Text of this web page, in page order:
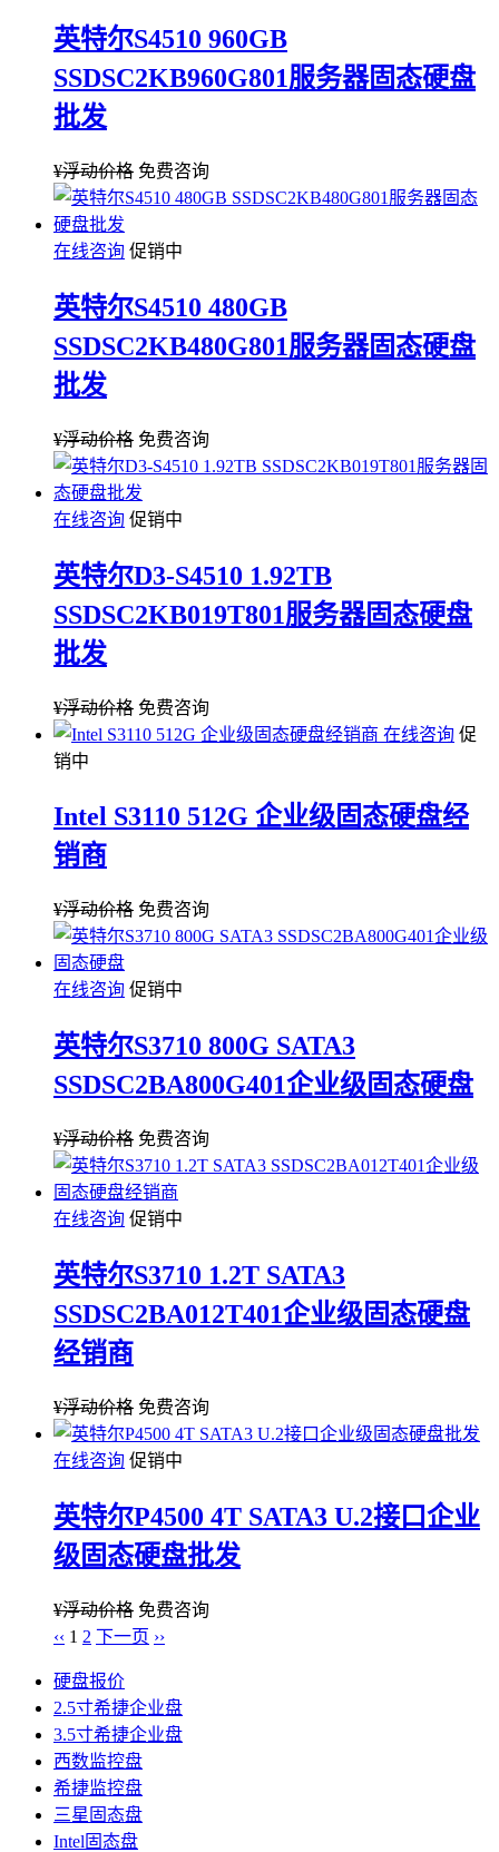
英特尔S4510 960GB
SSDSC2KB960G801服务器固态硬盘
批发
¥浮动价格 免费咨询
在线咨询 促销中
英特尔S4510 480GB
SSDSC2KB480G801服务器固态硬盘
批发
¥浮动价格 免费咨询
在线咨询 促销中
英特尔D3-S4510 1.92TB
SSDSC2KB019T801服务器固态硬盘
批发
¥浮动价格 免费咨询
在线咨询 促
销中
Intel S3110 512G 企业级固态硬盘经
销商
¥浮动价格 免费咨询
在线咨询 促销中
英特尔S3710 800G SATA3
SSDSC2BA800G401企业级固态硬盘
¥浮动价格 免费咨询
在线咨询 促销中
英特尔S3710 1.2T SATA3
SSDSC2BA012T401企业级固态硬盘
经销商
¥浮动价格 免费咨询
在线咨询 促销中
英特尔P4500 4T SATA3 U.2接口企业
级固态硬盘批发
¥浮动价格 免费咨询
‹‹ 1 2 下一页 ››
硬盘报价
2.5寸希捷企业盘
3.5寸希捷企业盘
西数监控盘
希捷监控盘
三星固态盘
Intel固态盘